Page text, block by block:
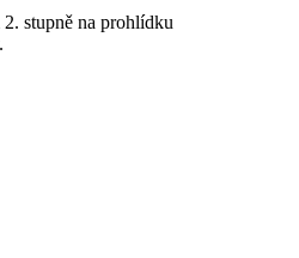
stupně na prohlídku